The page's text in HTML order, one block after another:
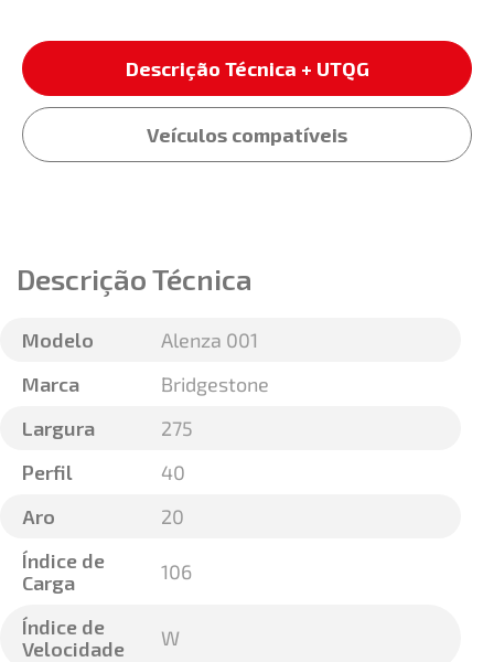
Descrição Técnica + UTQG
Veículos compatíveis
Descrição Técnica
Modelo
Alenza 001
Marca
Bridgestone
Largura
275
Perfil
40
Aro
20
Índice de
Carga
106
Índice de
Velocidade
W